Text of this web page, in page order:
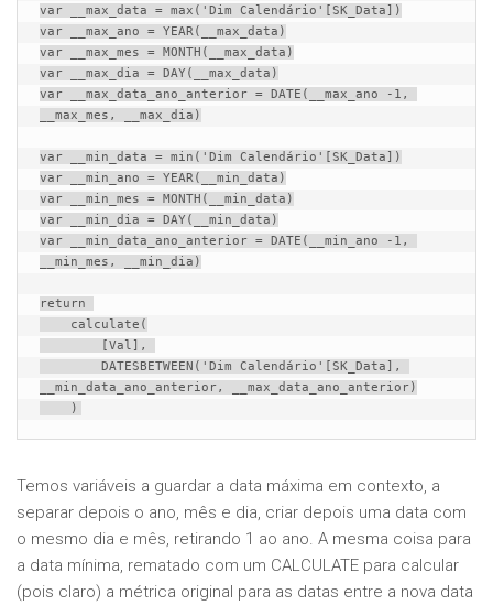
var __max_data = max('Dim Calendário'[SK_Data])
var __max_ano = YEAR(__max_data)
var __max_mes = MONTH(__max_data)
var __max_dia = DAY(__max_data)
var __max_data_ano_anterior = DATE(__max_ano -1,
__max_mes, __max_dia)
var __min_data = min('Dim Calendário'[SK_Data])
var __min_ano = YEAR(__min_data)
var __min_mes = MONTH(__min_data)
var __min_dia = DAY(__min_data)
var __min_data_ano_anterior = DATE(__min_ano -1,
__min_mes, __min_dia)
return
__min_data_ano_anterior, __max_data_ano_anterior)
    )
Temos variáveis a guardar a data máxima em contexto, a
separar depois o ano, mês e dia, criar depois uma data com
o mesmo dia e mês, retirando 1 ao ano. A mesma coisa para
a data mínima, rematado com um CALCULATE para calcular
(pois claro) a métrica original para as datas entre a nova data